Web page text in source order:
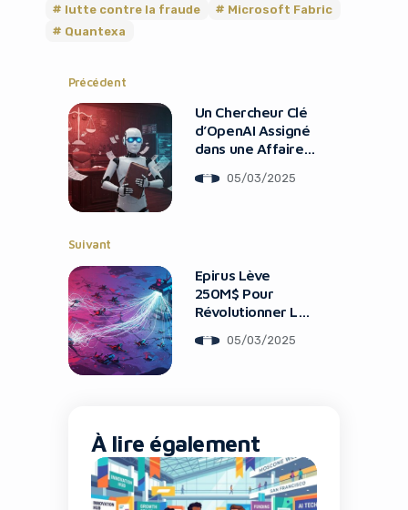
lutte contre la fraude
Microsoft Fabric
Quantexa
Précédent
Un Chercheur Clé
d’OpenAI Assigné
dans une Affaire
05/03/2025
Suivant
Epirus Lève
250M$ Pour
Révolutionner La
Drones05/03/2025
À lire également